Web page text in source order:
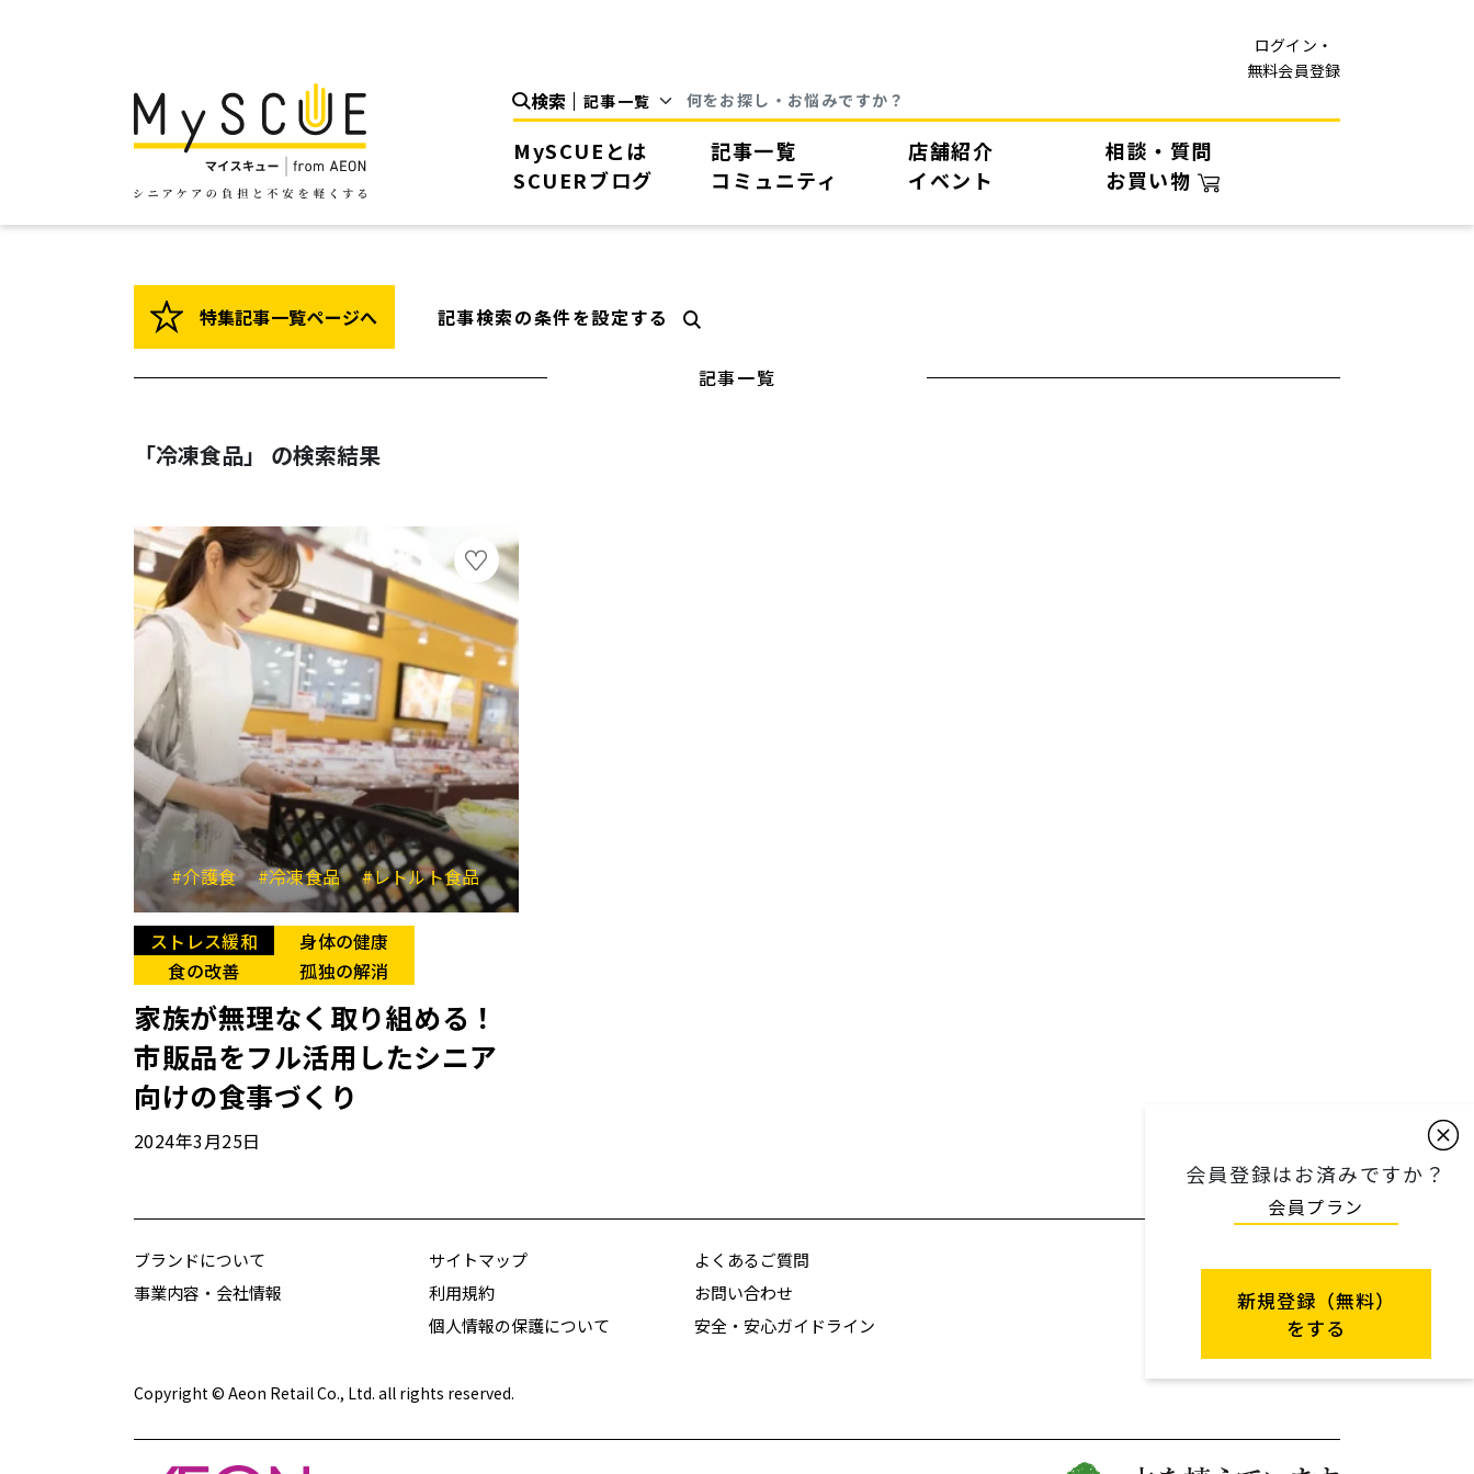
ログイン・
無料会員登録
検索
MySCUEとは 記事一覧 店舗紹介
相談・質問
SCUERブログ
コミュニティ イベント お買い物
特集記事一覧ページへ 記事検索の条件を設定する
記事一覧
「冷凍食品」 の検索結果
#介護食 #冷凍食品 #レトルト食品
ストレス緩和
身体の健康
食の改善
孤独の解消
家族が無理なく取り組める！
市販品をフル活用したシニア
向けの食事づくり
2024年3月25日
会員登録はお済みですか？
会員プラン
新規登録（無料）
をする
ブランドについて
事業内容・会社情報
サイトマップ
利用規約
個人情報の保護について
よくあるご質問
お問い合わせ
安全・安心ガイドライン
Copyright © Aeon Retail Co., Ltd. all rights reserved.